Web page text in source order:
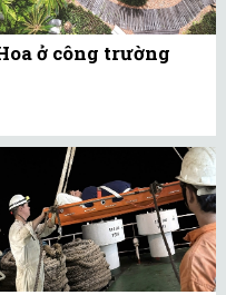
ở công trường